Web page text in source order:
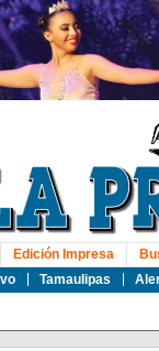
Tamaulipas
Edición Impresa